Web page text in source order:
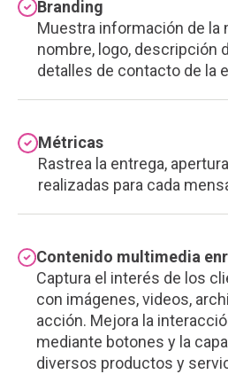
Branding
Muestra información de la
nombre, logo, descripción
detalles de contacto de la
Métricas
Rastrea la entrega,
realizadas para cada
Contenido multimedia
Captura el interés de los
con imágenes, videos,
acción. Mejora la
mediante botones y la
diversos productos y